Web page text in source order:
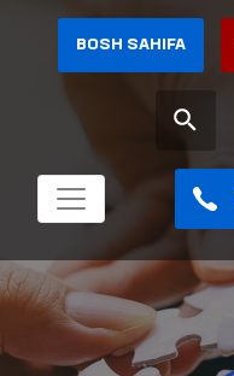
BOSH SAHIFA